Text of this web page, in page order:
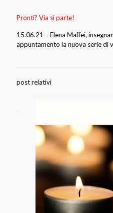
Pronti? Via si parte!
15.06.21 – Elena Maffei,
appuntamento la nuova serie di
post relativi